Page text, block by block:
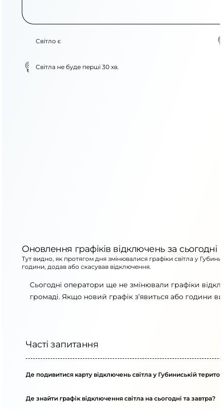
Світло є
Світла не буде перші 30 хв.
Оновлення графіків відключень за сьогодні
Тут видно, як протягом дня змінювалися графіки світла у
години, додав або скасував відключення.
Сьогодні оператори ще не змінювали графіки
громаді. Якщо новий графік з’явиться або години
Часті запитання
Де подивитися карту відключень світла у Губиниській
Де знайти графік відключення світла на сьогодні та завтра?